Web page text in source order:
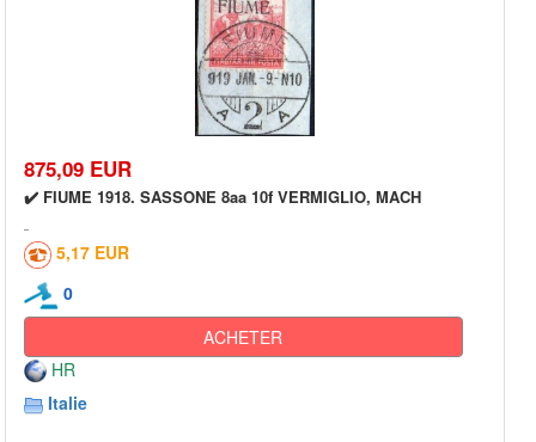
875,09 EUR
✔️ FIUME 1918. SASSONE 8aa 10f VERMIGLIO, MACH
5,17 EUR
0
ACHETER
HR
Italie